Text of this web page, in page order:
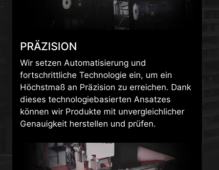
Wir setzen Automatisierung und
fortschrittliche Technologie ein, um ein
Höchstmaß an Präzision zu erreichen. Dank
dieses technologiebasierten Ansatzes
können wir Produkte mit unvergleichlicher
Genauigkeit herstellen und prüfen.